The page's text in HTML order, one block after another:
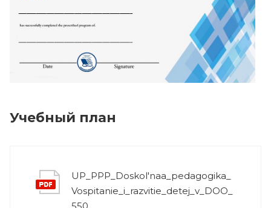
Учебный план
UP_PPP_Doskol'naa_pedagogika_
Vospitanie_i_razvitie_detej_v_DOO_